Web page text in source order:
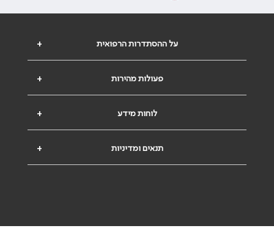
+ על ההסתדרות הרפואית
+ פעולות מהירות
+ לוחות מידע
+ תנאים ומדיניות